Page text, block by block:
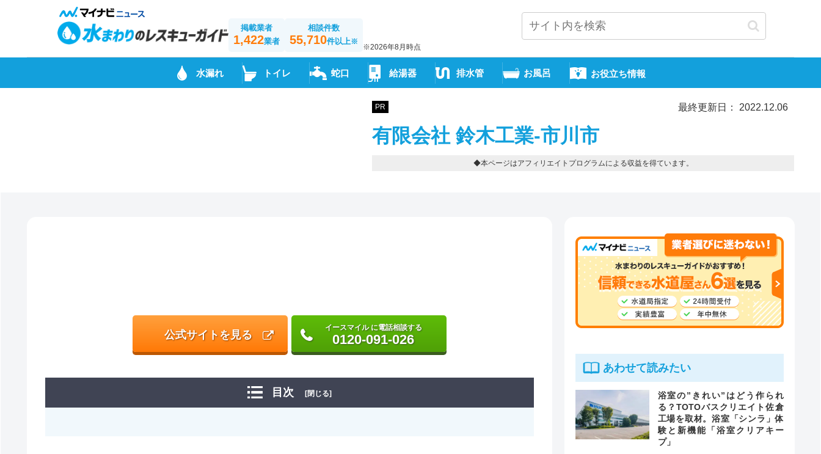
掲載業者
1,422業者
相談件数
55,710件以上※
※2026年8月時点
水漏れ トイレ 蛇口 給湯器 排水管 お風呂 お役立ち情報
PR 最終更新日： 2022.12.06
有限会社 鈴木工業-市川市
◆本ページはアフィリエイトプログラムによる収益を得ています。
公式サイトを見る
イースマイル に電話相談する
0120-091-026
目次 [閉じる]
あわせて読みたい
浴室の”きれい”はどう作られ
る？TOTOバスクリエイト佐倉
工場を取材。浴室「シンラ」体
験と新機能「浴室クリアキー
プ」